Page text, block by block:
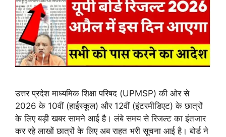
उत्तर प्रदेश माध्यमिक शिक्षा परिषद (UPMSP) की ओर से
2026 के 10वीं (हाईस्कूल) और 12वीं (इंटरमीडिएट) के छात्रों
के लिए बड़ी खबर सामने आई है। लंबे समय से रिजल्ट का इंतजार
कर रहे लाखों छात्रों के लिए अब राहत भरी सूचना आई है। बोर्ड ने